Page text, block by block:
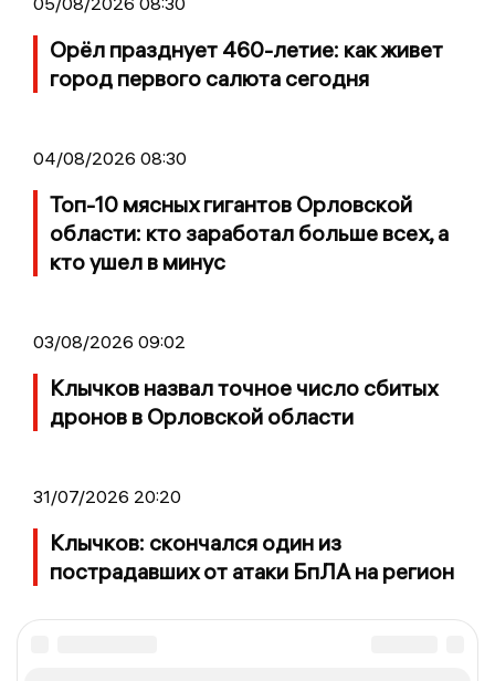
Орёл празднует 460-летие: как живет
город первого салюта сегодня
04/08/2026 08:30
Топ-10 мясных гигантов Орловской
области: кто заработал больше всех, а
кто ушел в минус
03/08/2026 09:02
Клычков назвал точное число сбитых
дронов в Орловской области
31/07/2026 20:20
Клычков: скончался один из
пострадавших от атаки БпЛА на регион